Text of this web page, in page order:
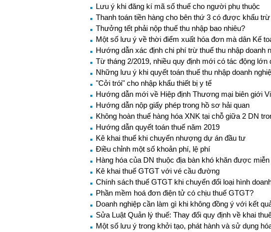
Lưu ý khi đăng kí mã số thuế cho người phụ thuộc
Thanh toán tiền hàng cho bên thứ 3 có được khấu
Thưởng tết phải nộp thuế thu nhập bao nhiêu?
Một số lưu ý về thời điểm xuất hóa đơn mà dân Kế
Hướng dẫn xác định chi phí trừ thuế thu nhập doanh
Từ tháng 2/2019, nhiều quy định mới có tác động lớn
Những lưu ý khi quyết toán thuế thu nhập doanh
"Cởi trói" cho nhập khẩu thiết bị y tế
Hướng dẫn mới về Hiệp định Thương mại biên giới
Hướng dẫn nộp giấy phép trong hồ sơ hải quan
Không hoàn thuế hàng hóa XNK tại chỗ giữa 2 DN
Hướng dẫn quyết toán thuế năm 2019
Kê khai thuế khi chuyển nhượng dự án đầu tư
Điều chỉnh một số khoản phí, lệ phí
Hàng hóa của DN thuộc địa bàn khó khăn được
Kê khai thuế GTGT với vé cầu đường
Chính sách thuế GTGT khi chuyển đổi loại hình
Phần mềm hoá đơn điện tử có chịu thuế GTGT?
Doanh nghiệp cần làm gì khi không đồng ý với kết
Sửa Luật Quản lý thuế: Thay đổi quy định về khai
Một số lưu ý trong khởi tạo, phát hành và sử dụng